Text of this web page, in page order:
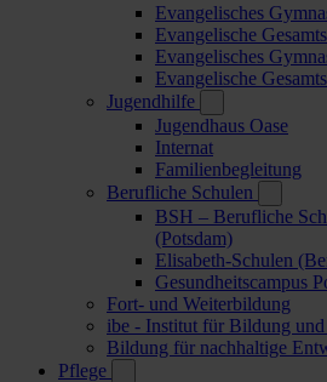
Evangelisches
Evangelische
Evangelisches
Evangelische
Jugendhilfe
Jugendhaus Oase
Internat
Familienbegleitung
Berufliche Schulen
BSH – Berufliche
(Potsdam)
Elisabeth-Schulen
Gesundheitscampus
Fort- und Weiterbildung
ibe - Institut für Bildung
Bildung für nachhaltige
Pflege